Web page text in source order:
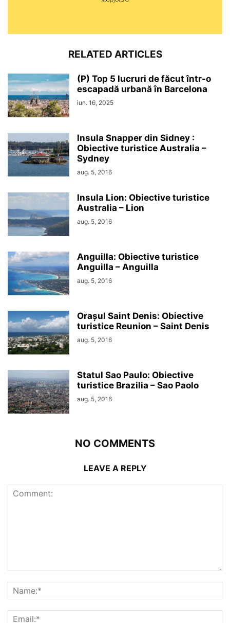
RELATED ARTICLES
(P) Top 5 lucruri de făcut într-o
escapadă urbană în Barcelona
iun. 16, 2025
Insula Snapper din Sidney :
Obiective turistice Australia –
Sydney
aug. 5, 2016
Insula Lion: Obiective turistice
Australia – Lion
aug. 5, 2016
Anguilla: Obiective turistice
Anguilla – Anguilla
aug. 5, 2016
Orașul Saint Denis: Obiective
turistice Reunion – Saint Denis
aug. 5, 2016
Statul Sao Paulo: Obiective
turistice Brazilia – Sao Paolo
aug. 5, 2016
NO COMMENTS
LEAVE A REPLY